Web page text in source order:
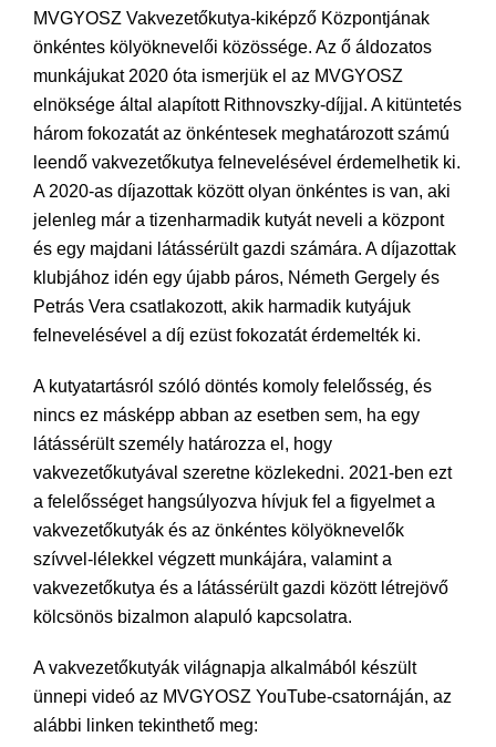
MVGYOSZ Vakvezetőkutya-kiképző Központjának
önkéntes kölyöknevelői közössége. Az ő áldozatos
munkájukat 2020 óta ismerjük el az MVGYOSZ
elnöksége által alapított Rithnovszky-díjjal. A kitüntetés
három fokozatát az önkéntesek meghatározott számú
leendő vakvezetőkutya felnevelésével érdemelhetik ki.
A 2020-as díjazottak között olyan önkéntes is van, aki
jelenleg már a tizenharmadik kutyát neveli a központ
és egy majdani látássérült gazdi számára. A díjazottak
klubjához idén egy újabb páros, Németh Gergely és
Petrás Vera csatlakozott, akik harmadik kutyájuk
felnevelésével a díj ezüst fokozatát érdemelték ki.
A kutyatartásról szóló döntés komoly felelősség, és
nincs ez másképp abban az esetben sem, ha egy
látássérült személy határozza el, hogy
vakvezetőkutyával szeretne közlekedni. 2021-ben ezt
a felelősséget hangsúlyozva hívjuk fel a figyelmet a
vakvezetőkutyák és az önkéntes kölyöknevelők
szívvel-lélekkel végzett munkájára, valamint a
vakvezetőkutya és a látássérült gazdi között létrejövő
kölcsönös bizalmon alapuló kapcsolatra.
A vakvezetőkutyák világnapja alkalmából készült
ünnepi videó az MVGYOSZ YouTube-csatornáján, az
alábbi linken tekinthető meg: